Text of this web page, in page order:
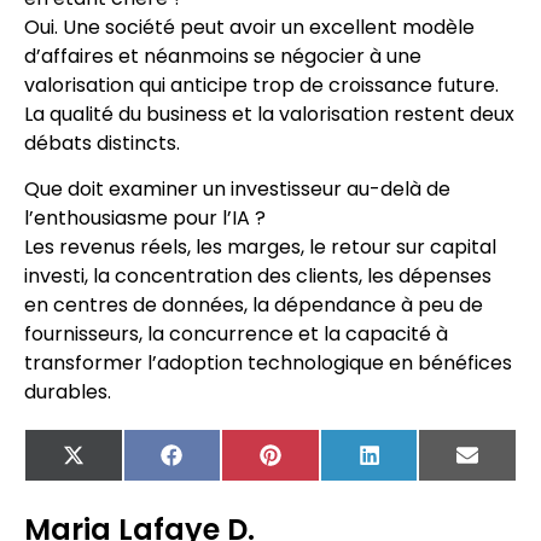
Oui. Une société peut avoir un excellent modèle
d’affaires et néanmoins se négocier à une
valorisation qui anticipe trop de croissance future.
La qualité du business et la valorisation restent deux
débats distincts.
Que doit examiner un investisseur au-delà de
l’enthousiasme pour l’IA ?
Les revenus réels, les marges, le retour sur capital
investi, la concentration des clients, les dépenses
en centres de données, la dépendance à peu de
fournisseurs, la concurrence et la capacité à
transformer l’adoption technologique en bénéfices
durables.
X
(Twitter)
FacebookPinterest LinkedIn Email
Maria Lafaye D.